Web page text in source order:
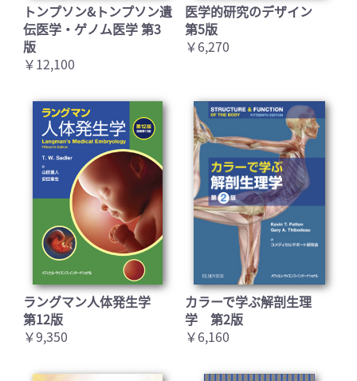
トンプソン&トンプソン遺
伝医学・ゲノム医学 第3
版
￥12,100
医学的研究のデザイン
第5版
￥6,270
ラングマン人体発生学
第12版
￥9,350
カラーで学ぶ解剖生理
学 第2版
￥6,160